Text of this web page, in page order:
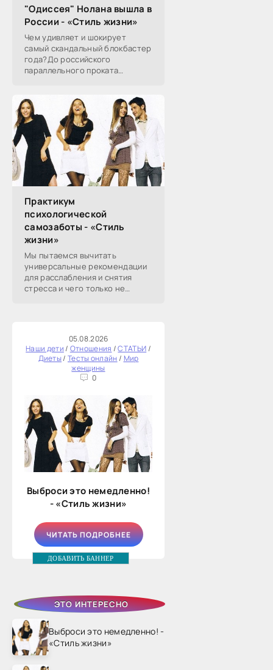
"Одиссея" Нолана вышла в
России - «Стиль жизни»
Чем удивляет и шокирует
самый скандальный блокбастер
года?До российского
параллельного проката
заставившая весь мир спорить
об античности экранизации
Практикум
психологической
самозаботы - «Стиль
жизни»
Мы пытаемся вычитать
универсальные рекомендации
для расслабления и снятия
стресса и чего только не
статью:
05.08.2026
Наши дети/ Отношения /СТАТЬИ/
Диеты/ Тесты онлайн/ Мир
женщины
0
Выброси это немедленно!
- «Стиль жизни»
ЧИТАТЬ ПОДРОБНЕЕ
ДОБАВИТЬ БАННЕР
ЭТО ИНТЕРЕСНО
Выброси это немедленно! -
«Стиль жизни»